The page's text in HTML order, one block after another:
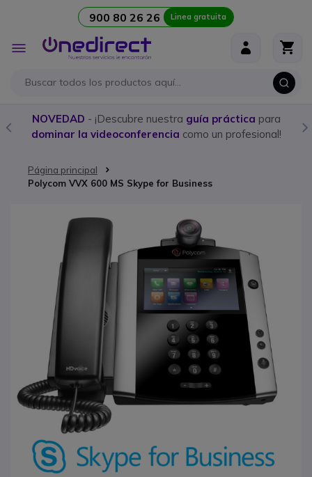
900 80 26 26 Linea gratuita
Toggle
Nav
NOVEDAD - ¡Descubre nuestra guía práctica para
dominar la videoconferencia como un profesional!
Página principal
Polycom VVX 600 MS Skype for Business